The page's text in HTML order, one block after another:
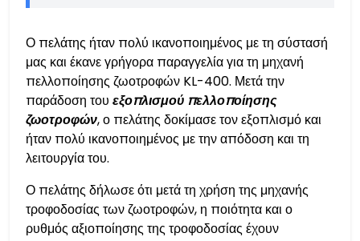
Ο πελάτης ήταν πολύ ικανοποιημένος με τη σύστασή
μας και έκανε γρήγορα παραγγελία για τη μηχανή
πελλοποίησης ζωοτροφών KL-400. Μετά την
παράδοση του εξοπλισμού πελλοποίησης
ζωοτροφών, ο πελάτης δοκίμασε τον εξοπλισμό και
ήταν πολύ ικανοποιημένος με την απόδοση και τη
λειτουργία του.
Ο πελάτης δήλωσε ότι μετά τη χρήση της μηχανής
τροφοδοσίας των ζωοτροφών, η ποιότητα και ο
ρυθμός αξιοποίησης της τροφοδοσίας έχουν